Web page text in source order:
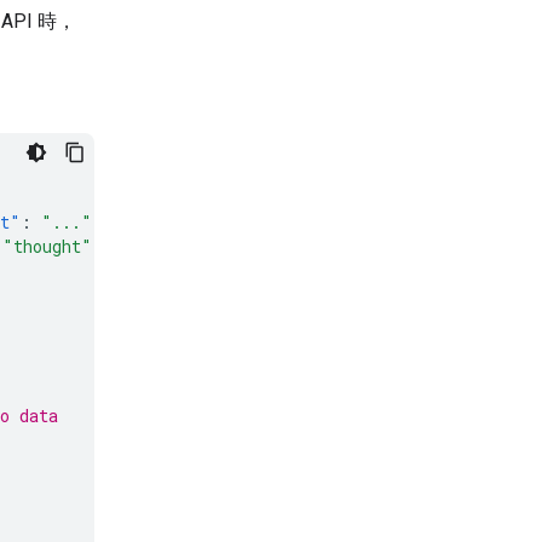
時，
: "..."
"thought"
data